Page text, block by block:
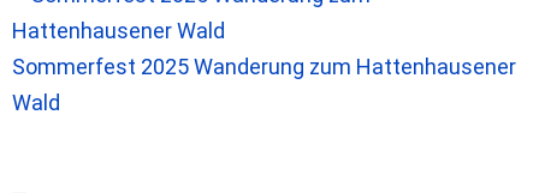
Sommerfest 2025 Wanderung zum Hattenhausener
Wald